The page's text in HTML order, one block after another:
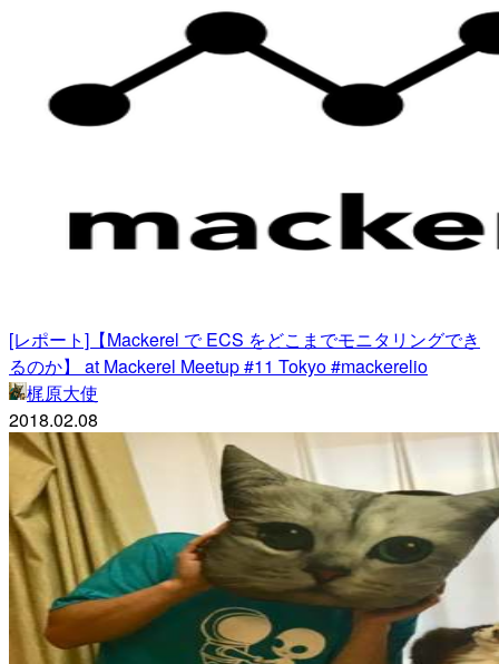
[レポート]【Mackerel で ECS をどこまでモニタリングでき
るのか】 at Mackerel Meetup #11 Tokyo #mackerelio
梶原大使
2018.02.08